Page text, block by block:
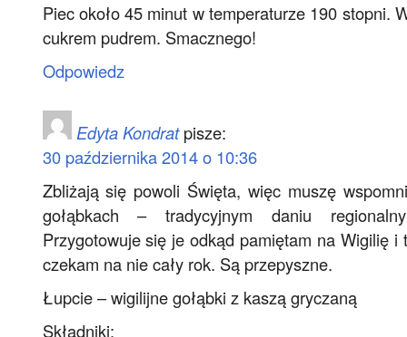
Piec około 45 minut w temperaturze 190 stopni.
cukrem pudrem. Smacznego!
Odpowiedz
Edyta Kondrat pisze:
30 października 2014 o 10:36
Zbliżają się powoli Święta, więc muszę
gołąbkach – tradycyjnym daniu
Przygotowuje się je odkąd pamiętam na Wigilię i
czekam na nie cały rok. Są przepyszne.
Łupcie – wigilijne gołąbki z kaszą gryczaną
Składniki: